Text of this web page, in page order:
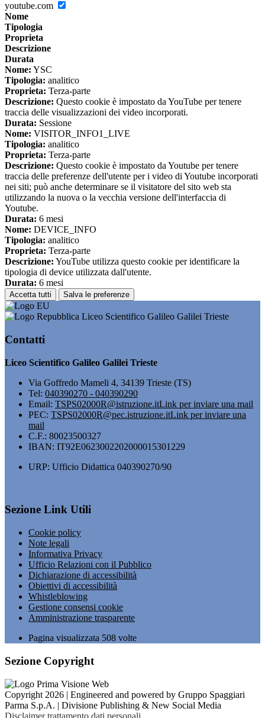
youtube.com
Nome
Tipologia
Proprieta
Descrizione
Durata
Nome: YSC
Tipologia: analitico
Proprieta: Terza-parte
Descrizione: Questo cookie è impostato da YouTube per tenere
traccia delle visualizzazioni dei video incorporati.
Durata: Sessione
Nome: VISITOR_INFO1_LIVE
Tipologia: analitico
Proprieta: Terza-parte
Descrizione: Questo cookie è impostato da Youtube per tenere
traccia delle preferenze dell'utente per i video di Youtube incorporati
nei siti; può anche determinare se il visitatore del sito web sta
utilizzando la nuova o la vecchia versione dell'interfaccia di
Youtube.
Durata: 6 mesi
Nome: DEVICE_INFO
Tipologia: analitico
Proprieta: Terza-parte
Descrizione: YouTube utilizza questo cookie per identificare la
tipologia di device utilizzata dall'utente.
Durata: 6 mesi
Accetta tutti Salva le preferenze
Liceo Scientifico Galileo Galilei Trieste
Contatti
Liceo Scientifico Galileo Galilei Trieste
Via Goffredo Mameli 4, 34139 Trieste (TS)
Tel: 040390270 - 040390290
Email: TSPS02000R@istruzione.itLink per inviare una mail
PEC: TSPS02000R@pec.istruzione.itLink per inviare una
mail
C.F.: 80023500327
IBAN: IT92E0623002202000015301229
URP: Ufficio Didattica 040390270/90
Sezione Link Utili
Cookie policy
Note legali
Informativa Privacy
Ufficio Relazioni con il Pubblico
Dichiarazione di accessibilità
Obiettivi di accessibilità
Whistleblowing
Gestione consensi cookie
Amministrazione trasparente
Pagina visualizzata 508 volte
Sezione Copyright
Copyright 2026 | Engineered and powered by Gruppo Spaggiari
Parma S.p.A. | Divisione Publishing & New Social Media
Disclaimer trattamento dati personali